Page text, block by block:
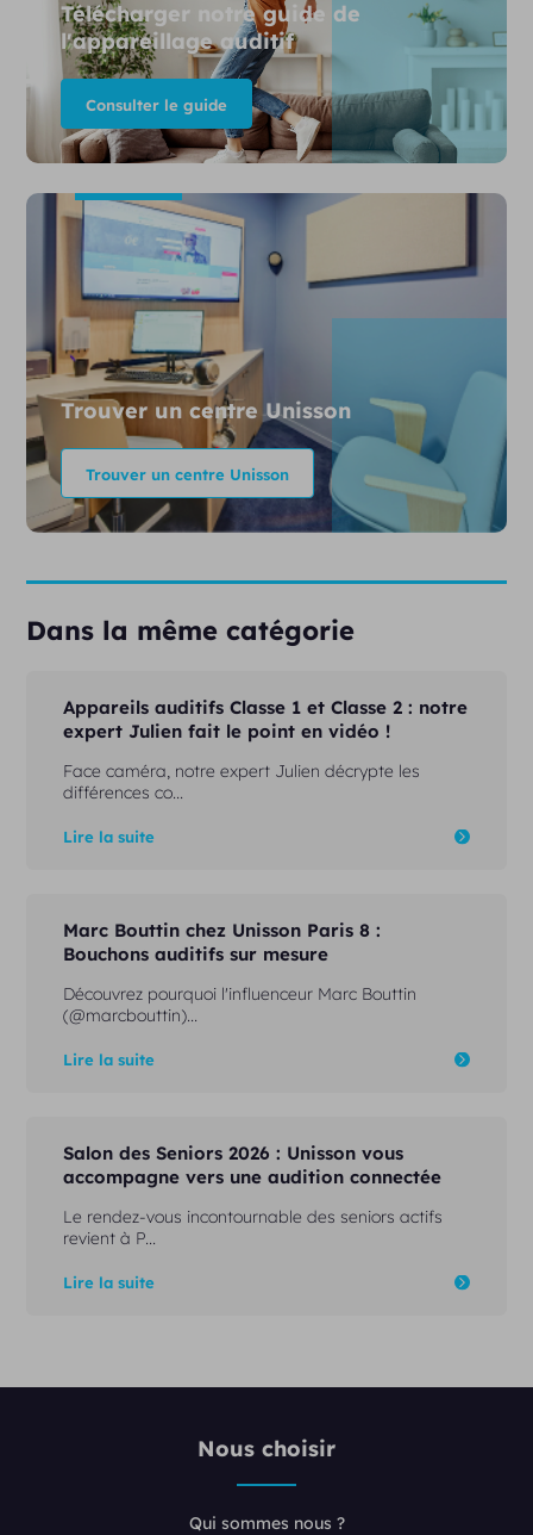
Télécharger notre guide de
l'appareillage auditif
Consulter le guide
Trouver un centre Unisson
Trouver un centre Unisson
Dans la même catégorie
Appareils auditifs Classe 1 et Classe 2 : notre
expert Julien fait le point en vidéo !
Face caméra, notre expert Julien décrypte les
différences co...
Lire la suite
Marc Bouttin chez Unisson Paris 8 :
Bouchons auditifs sur mesure
Découvrez pourquoi l'influenceur Marc Bouttin
(@marcbouttin)...
Lire la suite
Salon des Seniors 2026 : Unisson vous
accompagne vers une audition connectée
Le rendez-vous incontournable des seniors actifs
revient à P...
Lire la suite
Nous choisir
Qui sommes nous ?